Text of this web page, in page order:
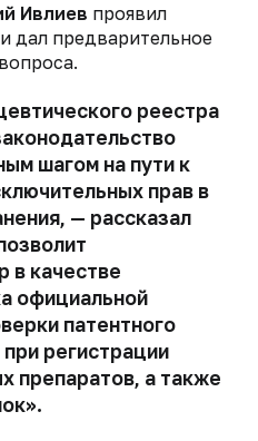
Ивлиев проявил
дал предварительное
реестра
шагом на пути к
прав в
— рассказал
в качестве
официальной
патентного
регистрации
препаратов, а также